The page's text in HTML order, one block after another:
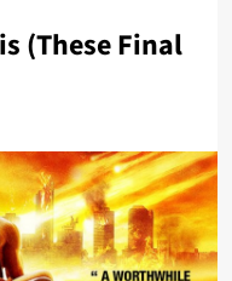
(These Final